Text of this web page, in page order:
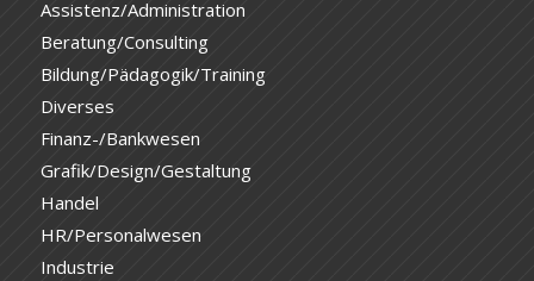
Assistenz/Administration
Beratung/Consulting
Bildung/Pädagogik/Training
Diverses
Finanz-/Bankwesen
Grafik/Design/Gestaltung
Handel
HR/Personalwesen
Industrie